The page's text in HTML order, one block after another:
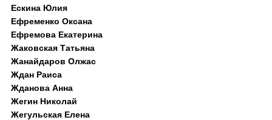
Ескина Юлия
Ефременко Оксана
Ефремова Екатерина
Жаковская Татьяна
Жанайдаров Олжас
Ждан Раиса
Жданова Анна
Жегин Николай
Жегульская Елена